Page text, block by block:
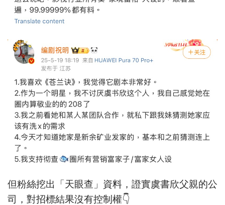
但粉絲挖出「天眼查」資料，證實虞書欣父親的公
司，對招標結果沒有控制權👇